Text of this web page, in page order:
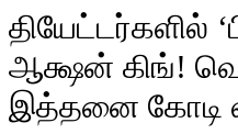
தியேட்டர்களில்
ஆக்ஷன் கிங்!
இத்தனை கோடி